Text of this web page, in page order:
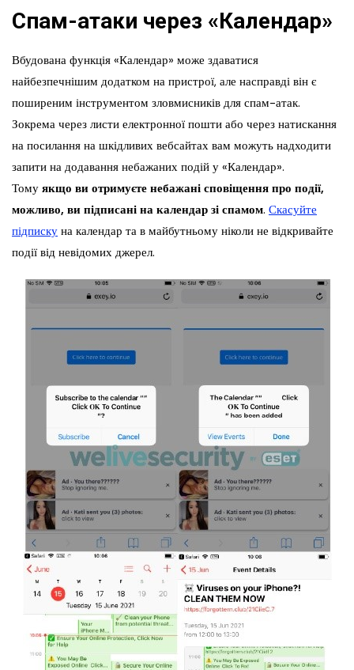
Спам-атаки через «Календар»
Вбудована функція «Календар» може здаватися
найбезпечнішим додатком на пристрої, але насправді він є
поширеним інструментом зловмисників для спам-атак.
Зокрема через листи електронної пошти або через натискання
на посилання на шкідливих вебсайтах вам можуть надходити
запити на додавання небажаних подій у «Календар».
Тому якщо ви отримуєте небажані сповіщення про події,
можливо, ви підписані на календар зі спамом. Скасуйте
підписку на календар та в майбутньому ніколи не відкривайте
події від невідомих джерел.